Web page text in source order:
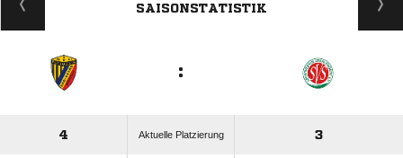
SAISONSTATISTIK
:
4 Aktuelle Platzierung 3